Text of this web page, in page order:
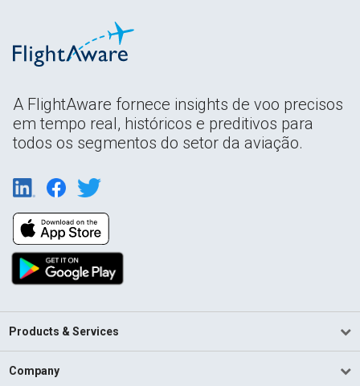
A FlightAware fornece insights de voo precisos
em tempo real, históricos e preditivos para
todos os segmentos do setor da aviação.
Products & Services
Company